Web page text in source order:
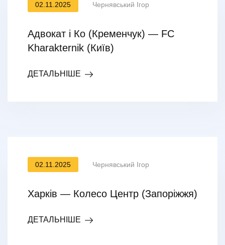
02.11.2025 Чернявський Ігор
Адвокат і Ко (Кременчук) — FC
Kharakternik (Київ)
ДЕТАЛЬНІШЕ
02.11.2025 Чернявський Ігор
Харків — Колесо Центр (Запоріжжя)
ДЕТАЛЬНІШЕ